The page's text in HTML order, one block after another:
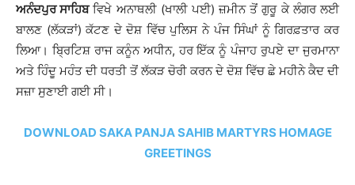
ਅਨੰਦਪੁਰ ਸਾਹਿਬਵਿਖੇ ਅਨਾਥਲੀ (ਖਾਲੀ ਪਈ) ਜ਼ਮੀਨ ਤੋਂ ਗੁਰੂ ਕੇ ਲੰਗਰ ਲਈ
ਬਾਲਣ (ਲੱਕੜਾਂ) ਕੱਟਣ ਦੇ ਦੋਸ਼ ਵਿੱਚ ਪੁਲਿਸ ਨੇ ਪੰਜ ਸਿੰਘਾਂ ਨੂੰ ਗਿਰਫ਼ਤਾਰ ਕਰ
ਲਿਆ। ਬ੍ਰਿਟਿਸ਼ ਰਾਜ ਕਨੂੰਨ ਅਧੀਨ, ਹਰ ਇੱਕ ਨੂੰ ਪੰਜਾਹ ਰੁਪਏ ਦਾ ਜੁਰਮਾਨਾ
ਅਤੇ ਹਿੰਦੂ ਮਹੰਤ ਦੀ ਧਰਤੀ ਤੋਂ ਲੱਕੜ ਚੋਰੀ ਕਰਨ ਦੇ ਦੋਸ਼ ਵਿੱਚ ਛੇ ਮਹੀਨੇ ਕੈਦ ਦੀ
ਸਜ਼ਾ ਸੁਣਾਈ ਗਈ ਸੀ।
DOWNLOAD SAKA PANJA SAHIB MARTYRS HOMAGE
GREETINGS